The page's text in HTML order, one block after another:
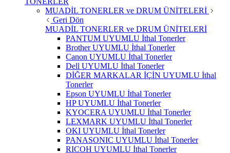
MUADİL TONERLER ve DRUM ÜNİTELERİ
Geri Dön
MUADİL TONERLER ve DRUM ÜNİTELERİ
PANTUM UYUMLU İthal Tonerler
Brother UYUMLU İthal Tonerler
Canon UYUMLU İthal Tonerler
Dell UYUMLU İthal Tonerler
DİĞER MARKALAR İÇİN UYUMLU İthal
Tonerler
Epson UYUMLU İthal Tonerler
HP UYUMLU İthal Tonerler
KYOCERA UYUMLU İthal Tonerler
LEXMARK UYUMLU İthal Tonerler
OKI UYUMLU İthal Tonerler
PANASONIC UYUMLU İthal Tonerler
RICOH UYUMLU İthal Tonerler